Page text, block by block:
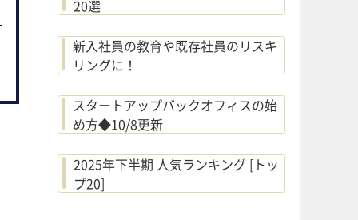
20選
新入社員の教育や既存社員のリスキ
リングに！
スタートアップバックオフィスの始
め方◆10/8更新
2025年下半期 人気ランキング [トッ
プ20]